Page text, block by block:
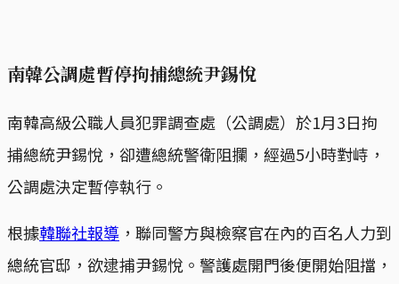
南韓公調處暫停拘捕總統尹錫悅
南韓高級公職人員犯罪調查處（公調處）於1月3日拘
捕總統尹錫悅，卻遭總統警衛阻攔，經過5小時對峙，
公調處決定暫停執行。
根據韓聯社報導 ，聯同警方與檢察官在內的百名人力到
總統官邸，欲逮捕尹錫悅。警護處開門後便開始阻擋，